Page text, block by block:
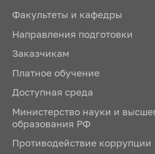
Факультеты и кафедры
Направления подготовки
Заказчикам
Платное обучение
Доступная среда
Министерство науки и
образования РФ
Противодействие коррупции